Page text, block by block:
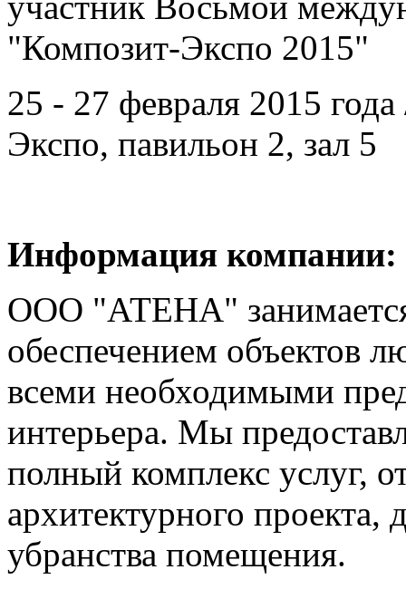
"Композит-Экспо 2015"
25 - 27 февраля 2015
Экспо, павильон 2, зал 5
Информация компании:
ООО "АТЕНА"
обеспечением объектов
всеми необходимыми
интерьера. Мы
полный комплекс услуг,
архитектурного проекта,
убранства помещения.